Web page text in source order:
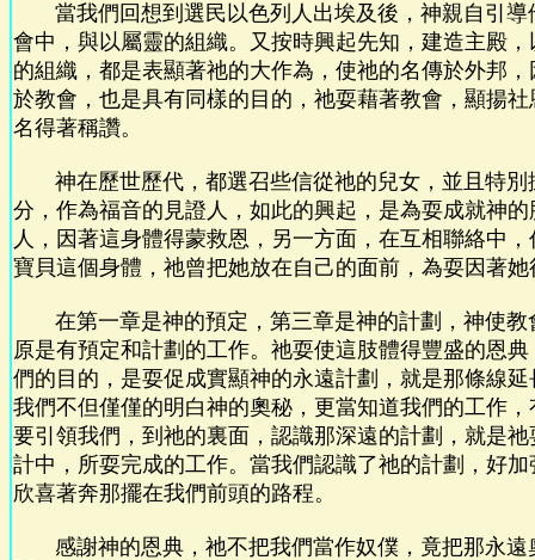
當我們回想到選民以色列人出埃及後，神親自引導
會中，與以屬靈的組織。又按時興起先知，建造主殿
的組織，都是表顯著祂的大作為，使祂的名傳於外邦
於教會，也是具有同樣的目的，祂耍藉著教會，顯揚
名得著稱讚。
神在歷世歷代，都選召些信從祂的兒女，並且特別
分，作為福音的見證人，如此的興起，是為耍成就神
人，因著這身體得蒙救恩，另一方面，在互相聯絡中
寶貝這個身體，祂曾把她放在自己的面前，為耍因著她
在第一章是神的預定，第三章是神的計劃，神使教
原是有預定和計劃的工作。祂耍使這肢體得豐盛的恩
們的目的，是耍促成實顯神的永遠計劃，就是那條線
我們不但僅僅的明白神的奧秘，更當知道我們的工作
要引領我們，到祂的裏面，認識那深遠的計劃，就是
計中，所耍完成的工作。當我們認識了祂的計劃，好
欣喜著奔那擺在我們前頭的路程。
感謝神的恩典，祂不把我們當作奴僕，竟把那永遠